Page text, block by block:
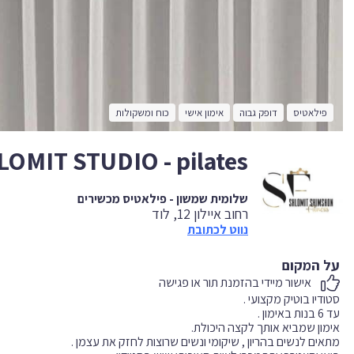
פילאטיס דופק גבוה אימון אישי כוח ומשקולות
STUDIO - pilates
שלומית שמשון - פילאטיס מכשירים
רחוב איילון 12, לוד
נווט לכתובת
על המקום
אישור מיידי בהזמנת תור או פגישה